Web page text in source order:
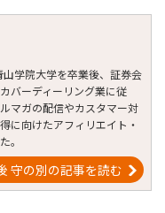
学院大学を卒業後、証券会
バーディーリング業に従
マガの配信やカスタマー対
に向けたアフィリエイト・
。
守の別の記事を読む